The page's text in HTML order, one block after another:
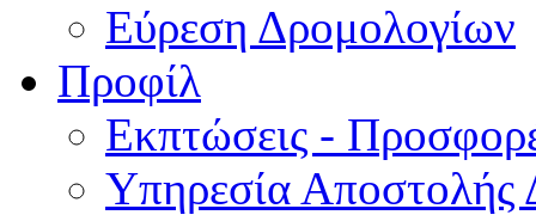
Εύρεση Δρομολογίων
Προφίλ
Εκπτώσεις -
Υπηρεσία Αποστολής